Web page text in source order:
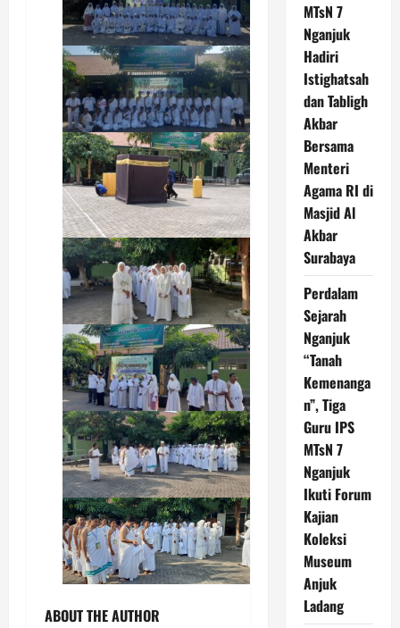
ABOUT THE AUTHOR
MTsN 7
Nganjuk
Hadiri
Istighatsah
dan Tabligh
Akbar
Bersama
Menteri
Agama RI di
Masjid Al
Akbar
Surabaya
Perdalam
Sejarah
Nganjuk
“Tanah
Kemenanga
n”, Tiga
Guru IPS
MTsN 7
Nganjuk
Ikuti Forum
Kajian
Koleksi
Museum
Anjuk
Ladang